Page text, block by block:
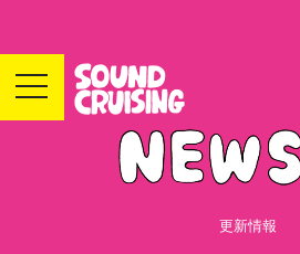
toggle
navigation
更新情報